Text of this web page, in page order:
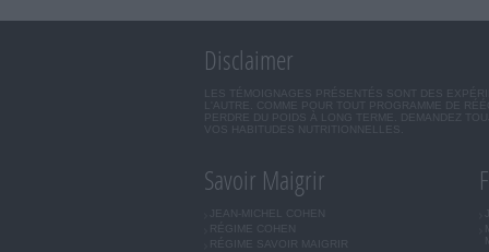
Disclaimer
LES TÉMOIGNAGES PRÉSENTÉS SONT DES
L'AUTRE. COMME POUR TOUT PROGRAMME DE
PERDRE DU POIDS À LONG TERME. DEMANDEZ
VOS HABITUDES NUTRITIONNELLES.
Savoir Maigrir
JEAN-MICHEL COHEN
RÉGIME COHEN
RÉGIME SAVOIR MAIGRIR